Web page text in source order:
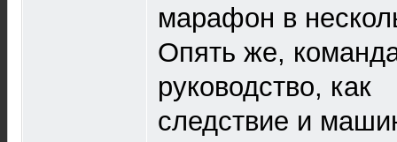
марафон в
Опять же,
руководство, как
следствие и